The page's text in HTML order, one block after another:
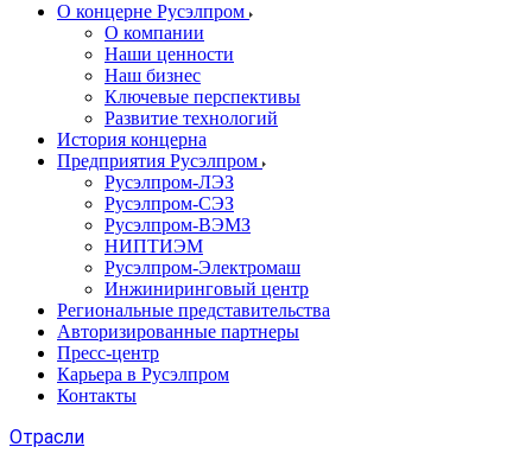
О концерне Русэлпром
О компании
Наши ценности
Наш бизнес
Ключевые перспективы
Развитие технологий
История концерна
Предприятия Русэлпром
Русэлпром-ЛЭЗ
Русэлпром-СЭЗ
Русэлпром-ВЭМЗ
НИПТИЭМ
Русэлпром-Электромаш
Инжиниринговый центр
Региональные представительства
Авторизированные партнеры
Пресс-центр
Карьера в Русэлпром
Контакты
Отрасли